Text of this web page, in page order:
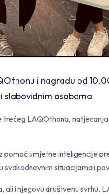
i nagradu od
slabovidnim osobama.
LAQOthona,
pomoć umjetne inteligencije
svakodnevnim situacijama i
i njegovu društvenu svrhu.